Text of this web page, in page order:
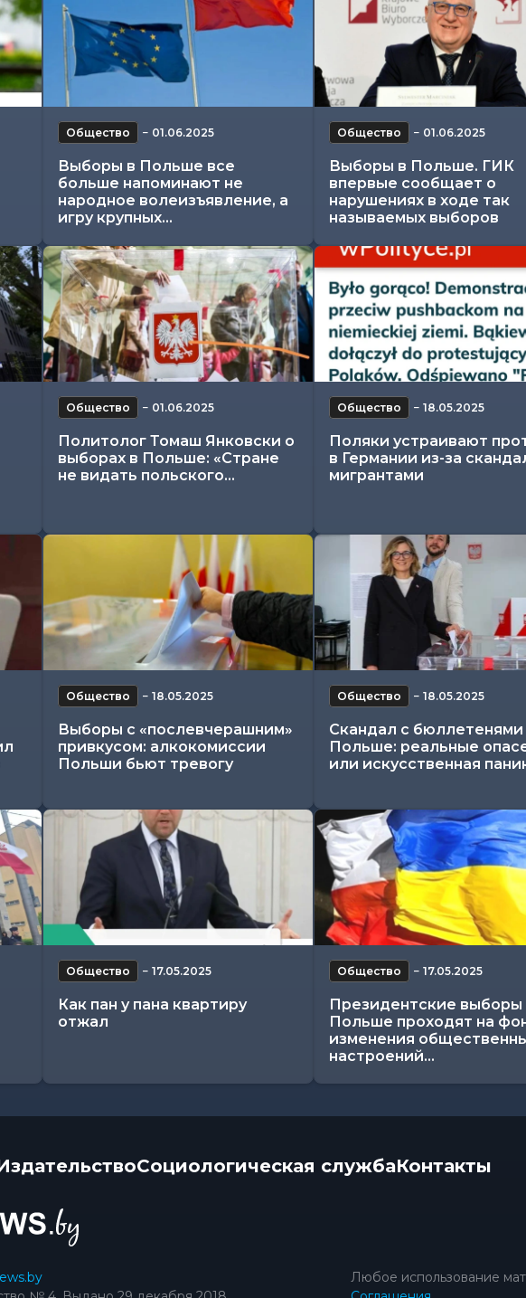
Общество − 01.06.2025
Выборы в Польше все
больше напоминают не
народное волеизъявление, а
игру крупных...
Общество − 01.06.2025
Выборы в Польше. ГИК
впервые сообщает о
нарушениях в ходе так
называемых выборов
Общество − 01.06.2025
Политолог Томаш Янковски о
выборах в Польше: «Стране
не видать польского...
Общество − 18.05.2025
Поляки устраивают
в Германии из-за
мигрантами
Общество − 18.05.2025
Выборы с «послевчерашним»
привкусом: алкокомиссии
Польши бьют тревогу
Общество − 18.05.2025
Скандал с бюллетенями
Польше: реальные
или искусственная
Общество − 17.05.2025
Как пан у пана квартиру
отжал
Общество − 17.05.2025
Президентские выборы
Польше проходят на
изменения
настроений...
Социологическая службаКонтакты
Любое использование